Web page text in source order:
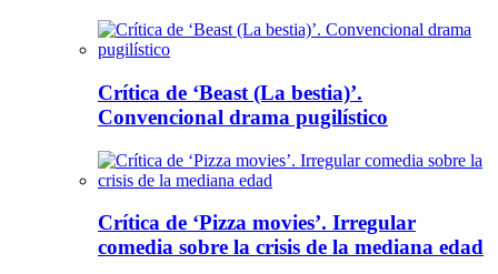
Crítica de ‘Beast (La bestia)’.
Convencional drama pugilístico
Crítica de ‘Pizza movies’. Irregular
comedia sobre la crisis de la mediana edad